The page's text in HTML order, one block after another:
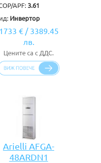
APF: 3.61
Инвертор
1733 €/ 3389.45
лв.
Цените са с ДДС.
Arielli AFGA-
48ARDN1